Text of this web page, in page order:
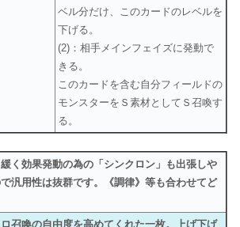
ベル分だけ、このカードのレベルを
下げる。
(2)：相手メインフェイズに発動で
きる。
このカードを含む自分フィールドの
モンスターをＳ素材としてＳ召喚す
る。
く効果発動の為の「シンクロン」も出張しや
汎用性は抜群です。《調律》等も合わせてど
召喚の自由度を高めてくれた一枚。上げ下げ